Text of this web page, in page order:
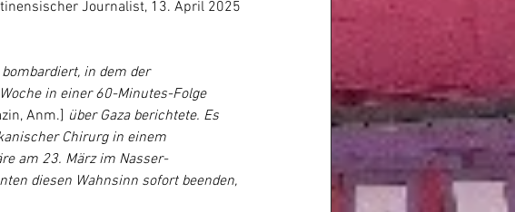
Journalist, 13. April 2025
in dem der
in einer 60-Minutes-Folge
Anm.] über Gaza berichtete. Es
Chirurg in einem
am 23. März im Nasser-
diesen Wahnsinn sofort beenden,